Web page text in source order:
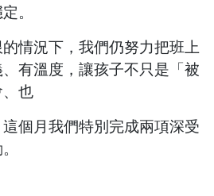
。
情況下，我們仍努力把班上
有溫度，讓孩子不只是「被
也
個月我們特別完成兩項深受